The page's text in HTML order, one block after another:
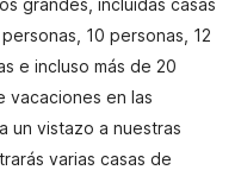
grandes, incluidas casas
10 personas, 12
e incluso más de 20
vacaciones en las
un vistazo a nuestras
varias casas de